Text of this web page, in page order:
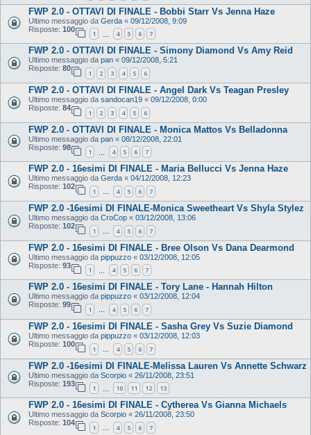
FWP 2.0 - OTTAVI DI FINALE - Bobbi Starr Vs Jenna Haze
Ultimo messaggio da Gerda « 09/12/2008, 9:09
Risposte: 100
1 4 5 6 7
FWP 2.0 - OTTAVI DI FINALE - Simony Diamond Vs Amy Reid
Ultimo messaggio da pan « 09/12/2008, 5:21
Risposte: 80
1 2 3 4 5 6
FWP 2.0 - OTTAVI DI FINALE - Angel Dark Vs Teagan Presley
Ultimo messaggio da sandocan19 « 09/12/2008, 0:00
Risposte: 84
1 2 3 4 5 6
FWP 2.0 - OTTAVI DI FINALE - Monica Mattos Vs Belladonna
Ultimo messaggio da pan « 08/12/2008, 22:01
Risposte: 98
1 4 5 6 7
FWP 2.0 - 16esimi DI FINALE - Maria Bellucci Vs Jenna Haze
Ultimo messaggio da Gerda « 04/12/2008, 12:23
Risposte: 102
1 … 4 5 6 7
FWP 2.0 -16esimi DI FINALE-Monica Sweetheart Vs Shyla Stylez
Ultimo messaggio da CroCop « 03/12/2008, 13:06
Risposte: 102
1 … 4 5 6 7
FWP 2.0 - 16esimi DI FINALE - Bree Olson Vs Dana Dearmond
Ultimo messaggio da pippuzzo « 03/12/2008, 12:05
Risposte: 93
1 4 5 6 7
FWP 2.0 - 16esimi DI FINALE - Tory Lane - Hannah Hilton
Ultimo messaggio da pippuzzo « 03/12/2008, 12:04
Risposte: 99
1 … 4 5 6 7
FWP 2.0 - 16esimi DI FINALE - Sasha Grey Vs Suzie Diamond
Ultimo messaggio da pippuzzo « 03/12/2008, 12:03
Risposte: 100
1 … 4 5 6 7
FWP 2.0 -16esimi DI FINALE-Melissa Lauren Vs Annette Schwarz
Ultimo messaggio da Scorpio « 26/11/2008, 23:51
Risposte: 193
1 10 11 12 13
FWP 2.0 - 16esimi DI FINALE - Cytherea Vs Gianna Michaels
Ultimo messaggio da Scorpio « 26/11/2008, 23:50
Risposte: 104
1 … 4 5 6 7